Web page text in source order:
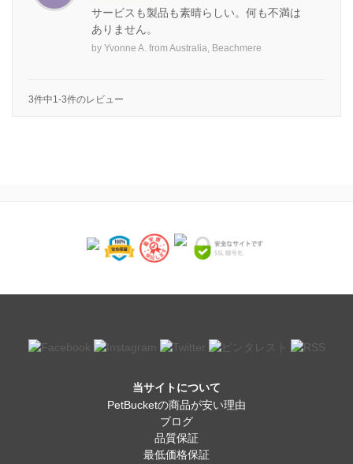
サービスも製品も素晴らしい。何も不満は
ありません。
by Yvonne A. from Australia, Beachmere
3件中1-3件のレビュー
当サイトについて
PetBucketの商品が安い理由
ブログ
品質保証
最低価格保証